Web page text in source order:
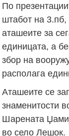
По
штабот на
аташеите за
единицата, а
збор на
располага
Аташеите се
знаменитости
Шарената
во село Лешок.